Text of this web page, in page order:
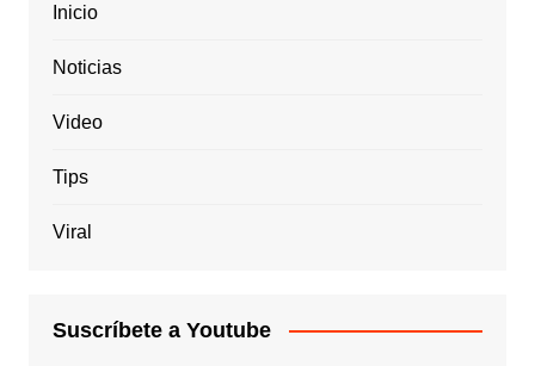
Inicio
Noticias
Video
Tips
Viral
Suscríbete a Youtube